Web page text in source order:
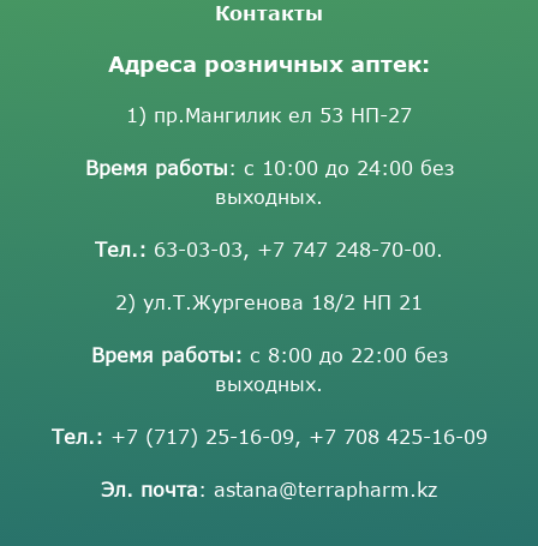
Контакты
Адреса розничных аптек:
1) пр.Мангилик ел 53 НП-27
Время работы: с 10:00 до 24:00 без
выходных.
Тел.: 63-03-03, +7 747 248-70-00.
2) ул.Т.Жургенова 18/2 НП 21
Время работы: с 8:00 до 22:00 без
выходных.
Тел.: +7 (717) 25-16-09, +7 708 425-16-09
Эл. почта: astana@terrapharm.kz